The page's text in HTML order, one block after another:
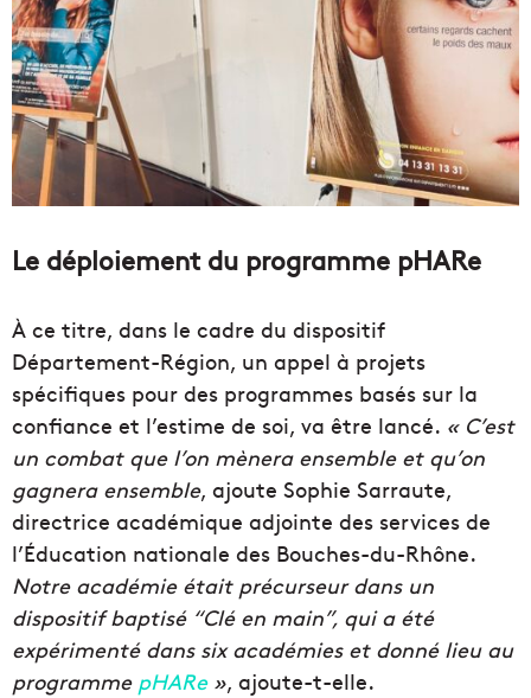
Le déploiement du programme pHARe
À ce titre, dans le cadre du dispositif
Département-Région, un appel à projets
spécifiques pour des programmes basés sur la
confiance et l’estime de soi, va être lancé. « C’est
un combat que l’on mènera ensemble et qu’on
gagnera ensemble, ajoute Sophie Sarraute,
directrice académique adjointe des services de
l’Éducation nationale des Bouches-du-Rhône.
Notre académie était précurseur dans un
dispositif baptisé “Clé en main”, qui a été
expérimenté dans six académies et donné lieu au
programme pHARe», ajoute-t-elle.